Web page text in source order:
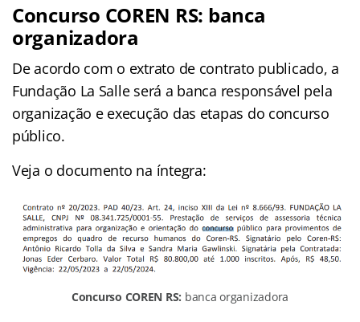
Concurso COREN RS: banca
organizadora
De acordo com o extrato de contrato publicado, a
Fundação La Salle será a banca responsável pela
organização e execução das etapas do concurso
público.
Veja o documento na íntegra:
Concurso COREN RS: banca organizadora